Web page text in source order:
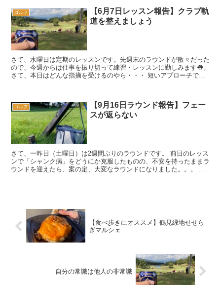
ゴルフ
【6月7日レッスン報告】クラブ軌
道を整えましょう
さて、水曜日は定期のレッスンです。先週末のラウンドが散々だった
ので、今週からは仕事を振り切って練習・レッスンに勤しみます👅。
さて、本日はどんな指摘を受けるのやら・・・ 短いアプローチでの
ゴルフ
【9月16日ラウンド報告】フェー
スが返らない
さて、一昨日（土曜日）は2週間ぶりのラウンドです。 前日のレッス
ンで「シャンク病」をどうにか克服したものの、不安を持ったままラ
ウンドを迎えたら、案の定、大変なラウンドになりました。。。 コ
【食べ歩きにオススメ】鶴見緑地せせら
ぎマルシェ
自分の常識は他人の非常識